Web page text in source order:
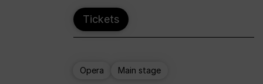
Tickets
Opera Main stage